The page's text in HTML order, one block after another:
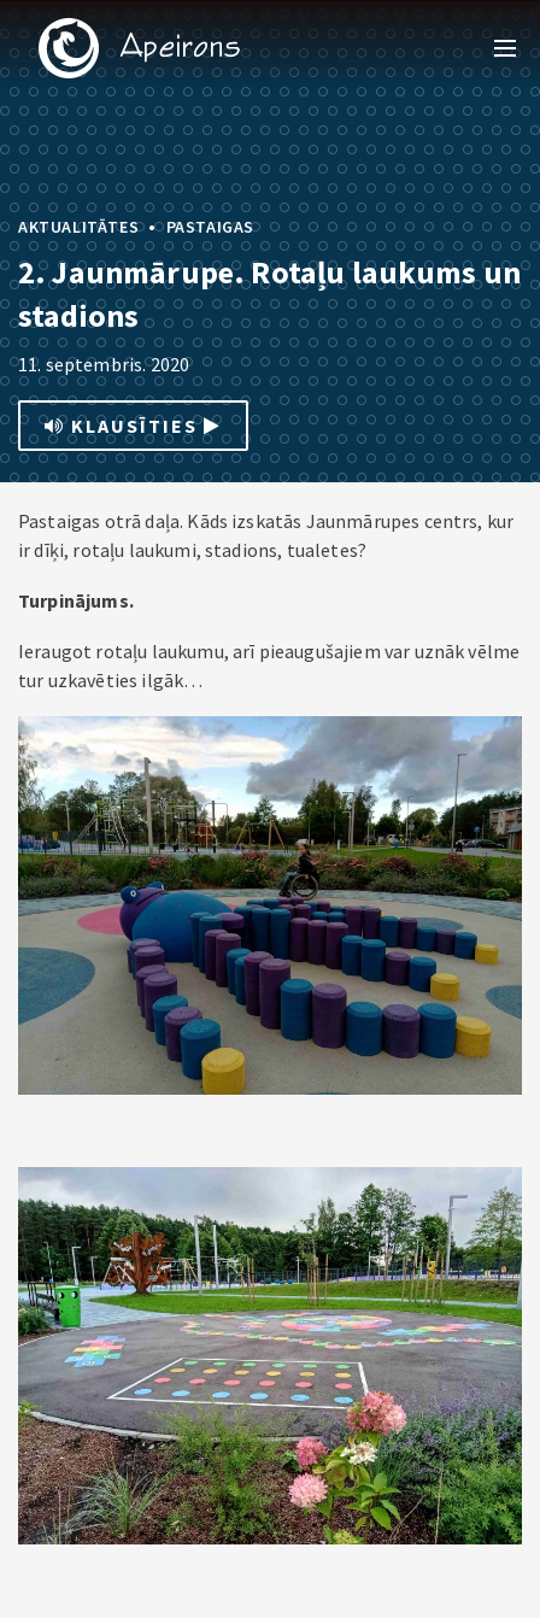
AKTUALITĀTES • PASTAIGAS
2. Jaunmārupe. Rotaļu laukums un
stadions
11. septembris. 2020
KLAUSĪTIES
Pastaigas otrā daļa. Kāds izskatās Jaunmārupes centrs, kur
ir dīķi, rotaļu laukumi, stadions, tualetes?
Turpinājums.
Ieraugot rotaļu laukumu, arī pieaugušajiem var uznāk vēlme
tur uzkavēties ilgāk…